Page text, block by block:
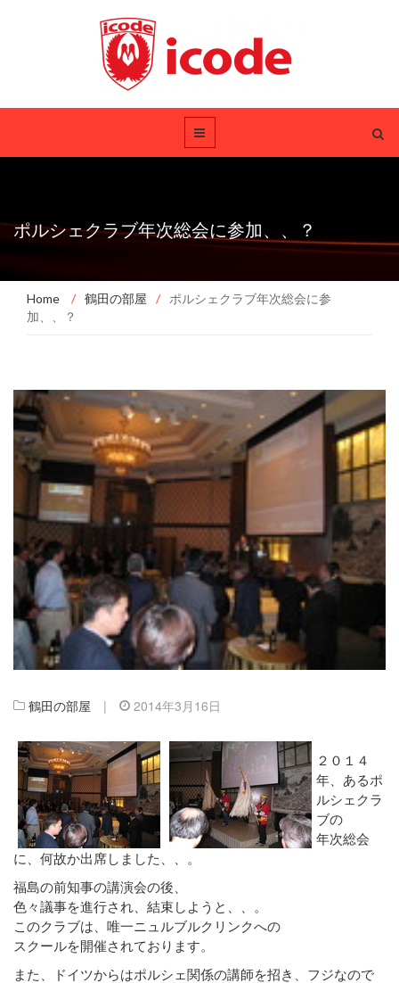
ポルシェクラブ年次総会に参加、、？
Home / 鶴田の部屋 /
ポルシェクラブ年次総会に参
加、、？
鶴田の部屋 | 2014年3月16日
２０１４
年、あるポ
ルシェクラ
ブの
年次総会
に、何故か出席しました、、。
福島の前知事の講演会の後、
色々議事を進行され、結束しようと、、。
このクラブは、唯一ニュルブルクリンクへの
スクールを開催されております。
また、ドイツからはポルシェ関係の講師を招き、フジなので